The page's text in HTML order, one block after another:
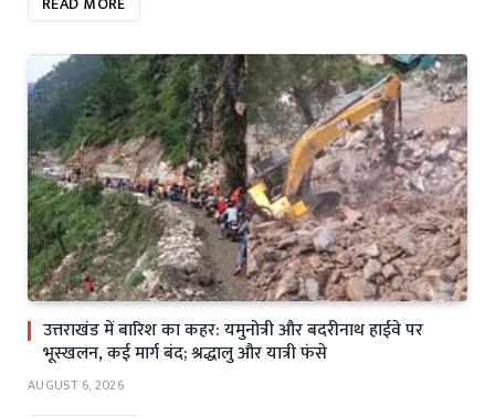
उत्तराखंड में बारिश का कहर: यमुनोत्री और बदरीनाथ हाईवे पर
भूस्खलन, कई मार्ग बंद; श्रद्धालु और यात्री फंसे
AUGUST 6, 2026